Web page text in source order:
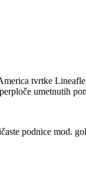
tvrtke
umetnutih
podnice mod.